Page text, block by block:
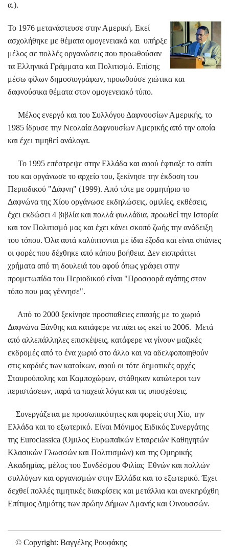
α.).
Το 1976 μετανάστευσε στην Αμερική. Εκεί
ασχολήθηκε με θέματα ομογενειακά και υπήρξε
μέλος σε πολλές οργανώσεις που προωθούσαν
τα Ελληνικά Γράμματα και Πολιτισμό. Επίσης
μέσω φίλων δημοσιογράφων, προωθούσε χιώτικα και
δαφνούσικα θέματα στον ομογενειακό τύπο.
Μέλος ενεργό και του Συλλόγου Δαφνουσίων Αμερικής, το
1985 ίδρυσε την Νεολαία Δαφνουσίων Αμερικής από την οποία
και έχει τιμηθεί ανάλογα.
Το 1995 επέστρεψε στην Ελλάδα και αφού έφτιαξε το σπίτι
του και οργάνωσε το αρχείο του, ξεκίνησε την έκδοση του
Περιοδικού "Δάφνη" (1999). Από τότε με ορμητήριο το
Δαφνώνα της Χίου οργάνωσε εκδηλώσεις, ομιλίες, εκθέσεις,
έχει εκδώσει 4 βιβλία και πολλά φυλλάδια, προωθεί την Ιστορία
και τον Πολιτισμό μας και έχει κάνει σκοπό ζωής την ανάδειξη
του τόπου. Όλα αυτά καλύπτονται με ίδια έξοδα και είναι σπάνιες
οι φορές που δέχθηκε από κάπου βοήθεια. Δεν εισπράττει
χρήματα από τη δουλειά του αφού όπως γράφει στην
προμετωπίδα του Περιοδικού είναι "Προσφορά αγάπης στον
τόπο που μας γέννησε".
Από το 2000 ξεκίνησε προσπαθειες επαφής με το χωριό
Δαφνώνα Ξάνθης και κατάφερε να πάει ως εκεί το 2006. Μετά
από αλλεπάλληλες επισκέψεις, κατάφερε να γίνουν μαζικές
εκδρομές από το ένα χωριό στο άλλο και να αδελφοποιηθούν
στις καρδιές των κατοίκων, αφού οι τότε δημοτικές αρχές
Σταυρούπολης και Καμποχώρων, στάθηκαν κατώτεροι των
περιστάσεων, παρά τα παχειά λόγια και τις υποσχέσεις.
Συνεργάζεται με προσωπικότητες και φορείς στη Χίο, την
Ελλάδα και το εξωτερικό. Είναι Μόνιμος Ειδικός Συνεργάτης
της Euroclassica (Όμιλος Ευρωπαϊκών Εταιρειών Καθηγητών
Κλασικών Γλωσσών και Πολιτισμών) και της Ομηρικής
Ακαδημίας, μέλος του Συνδέσμου Φιλίας Εθνών και πολλών
συλλόγων και οργανισμών στην Ελλάδα και το εξωτερικό. Έχει
δεχθεί πολλές τιμητικές διακρίσεις και μετάλλια και ανεκηρύχθη
Επίτιμος Δημότης των πρώην Δήμων Αμανής και Οινουσσών.
© Copyright: Βαγγέλης Ρουφάκης